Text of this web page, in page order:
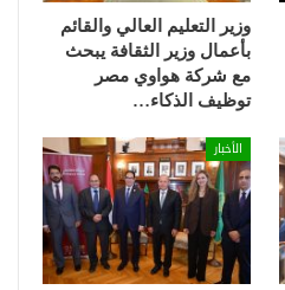
وزير التعليم العالي والقائم
بأعمال وزير الثقافة يبحث
مع شركة هواوي مصر
توظيف الذكاء…
الأخبار